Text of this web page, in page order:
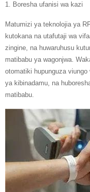
1. Boresha ufanisi wa kazi
Matumizi ya teknolojia ya
kutokana na utafutaji wa
zingine, na huwaruhusu
matibabu ya wagonjwa.
otomatiki hupunguza viungo
ya kibinadamu, na
matibabu.